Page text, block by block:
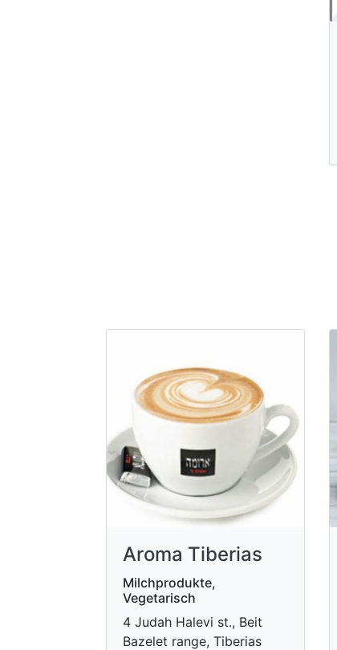
Aroma Tiberias
Milchprodukte,
Vegetarisch
4 Judah Halevi st., Beit
Bazelet range, Tiberias